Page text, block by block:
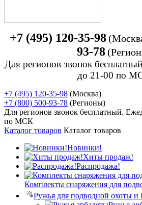
+7 (495) 120-35-98
93-78
Для регионов звонок
до 21-00 по
+7 (495) 120-35-98 (Москва)
+7 (800) 500-93-78 (Регионы)
Для регионов звонок бесплатный.
по МСК
Каталог товаров Каталог товаров
Новинки!
Хиты продаж!
Распродажа!
Комплекты снаряжения для
Ружья для подводной охоты и